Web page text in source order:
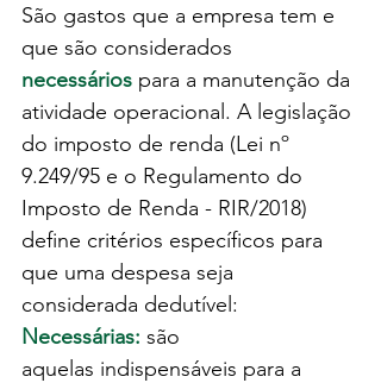
São gastos que a empresa tem e
que são considerados
necessários para a manutenção da
atividade operacional. A legislação
do imposto de renda (Lei nº
9.249/95 e o Regulamento do
Imposto de Renda - RIR/2018)
define critérios específicos para
que uma despesa seja
considerada dedutível:
Necessárias: são
aquelas indispensáveis para a